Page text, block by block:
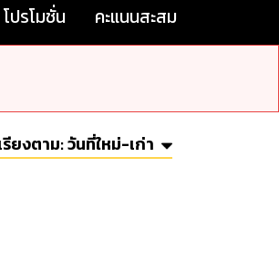
โปรโมชั่น คะแนนสะสม
รียงตาม:วันที่ใหม่-เก่า